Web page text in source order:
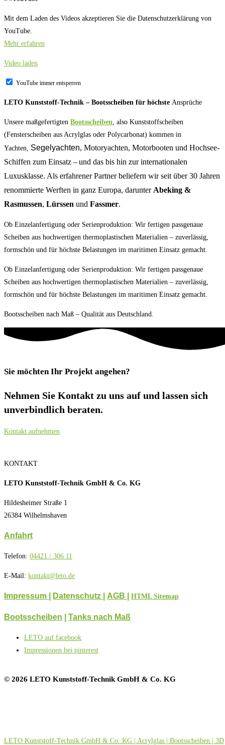
Mit dem Laden des Videos akzeptieren Sie die Datenschutzerklärung von
YouTube.
Mehr erfahren
Video laden
YouTube immer entsperren
LETO Kunststoff-Technik – Bootsscheiben für höchste Ansprüche
Unsere maßgefertigten Bootsscheiben, also Kunststoffscheiben
(Fensterscheiben aus Acrylglas oder Polycarbonat) kommen in
Yachten, Segelyachten, Motoryachten, Motorbooten und Hochsee-
Schiffen zum Einsatz – und das bis hin zur internationalen
Luxusklasse. Als erfahrener Partner beliefern wir seit über 30 Jahren
renommierte Werften in ganz Europa, darunter Abeking &
Rasmussen, Lürssen und Fassmer.
Ob Einzelanfertigung oder Serienproduktion: Wir fertigen passgenaue
Scheiben aus hochwertigen thermoplastischen Materialien – zuverlässig,
formschön und für höchste Belastungen im maritimen Einsatz gemacht.
Ob Einzelanfertigung oder Serienproduktion: Wir fertigen passgenaue
Scheiben aus hochwertigen thermoplastischen Materialien – zuverlässig,
formschön und für höchste Belastungen im maritimen Einsatz gemacht.
Bootsscheiben nach Maß – Qualität aus Deutschland.
Sie möchten Ihr Projekt angehen?
Nehmen Sie Kontakt zu uns auf und lassen sich
unverbindlich beraten.
Kontakt aufnehmen
KONTAKT
LETO Kunststoff-Technik GmbH & Co. KG
Hildesheimer Straße 1
26384 Wilhelmshaven
Anfahrt
Telefon: 04421 / 306 11
E-Mail: kontakt@leto.de
Impressum | Datenschutz AGB HTML Sitemap
Bootsscheiben Tanks nach Maß
LETO auf facebook
Impressionen bei pinterest
© 2026 LETO Kunststoff-Technik GmbH & Co. KG
LETO Kunststoff-Technik GmbH & Co. KG | Acrylglas | Bootsscheiben | 3D